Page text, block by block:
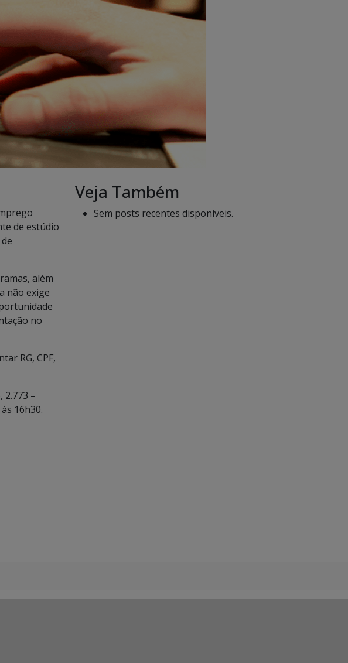
de estúdio
além
não exige
no
RG, CPF,
–
16h30.
Veja Também
Sem posts recentes disponíveis.